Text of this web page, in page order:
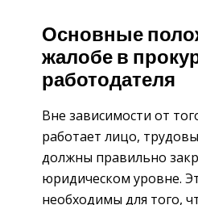
Основные
жалобе в
работодателя
Вне зависимости от
работает лицо,
должны правильно
юридическом уровне.
необходимы для того,